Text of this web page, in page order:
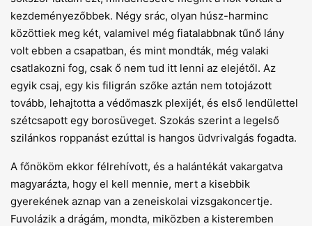
kezdeményezőbbek. Négy srác, olyan húsz-harminc
közöttiek meg két, valamivel még fiatalabbnak tűnő lány
volt ebben a csapatban, és mint mondták, még valaki
csatlakozni fog, csak ő nem tud itt lenni az elejétől. Az
egyik csaj, egy kis filigrán szőke aztán nem totojázott
tovább, lehajtotta a védőmaszk plexijét, és első lendülettel
szétcsapott egy borosüveget. Szokás szerint a legelső
szilánkos roppanást ezúttal is hangos üdvrivalgás fogadta.
A főnököm ekkor félrehívott, és a halántékát vakargatva
magyarázta, hogy el kell mennie, mert a kisebbik
gyerekének aznap van a zeneiskolai vizsgakoncertje.
Fuvolázik a drágám, mondta, miközben a kisteremben